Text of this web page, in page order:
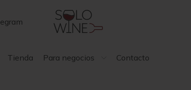
Tienda Para negocios Contacto